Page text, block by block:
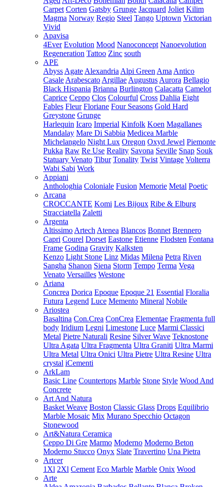
Carpet Corten Gatsby Grunge Jacquard Joliet Kilim
Magma Norway Regio Steel Tango Uptown Victorian
Vivid
Apavisa
4Ever Evolution Mood Nanoconcept Nanoevolution
Regeneration Tattoo Zinc south
APE
Abyss Agate Alexandria Alpi Green Ama Antico
Casale Arabescato Argillae Augustus Aurora Bellagio
Black Hispania Brianna Burlington Calacatta Camelot
Caprice Ceppo Clos Colourful Cross Dahlia Eight
Fables Fleur Floriane Four Seasons Gold Hard
Greystone Grunge
Harlequin Icaro Imperial Kinfolk Koen Magallanes
Mandalay Mare Di Sabbia Medicea Marble
Michelangelo Night Lux Oregon Oxyd Jewel Piemonte
Pukka Raw Re Use Reality Savona Seville Snap Souk
Statuary Venato Tibur Tonality Twist Vintage Volterra
Wabi Sabi Work
Appiani
Anthologhia Coloniale Fusion Memorie Metal Poetic
Arcana
CROCCANTE Komi Les Bijoux Ribe & Elburg
Stracciatella Zaletti
Argenta
Altissimo Artech Atenea Blancos Bonnet Brennero
Capri Courel Dorset Eastone Etienne Flodsten Fontana
Frame Godina Gravity Kalksten
Kenzo Light Stone Linz Midas Milena Petra Riven
Sangha Shanon Siena Storm Tempo Terma Vega
Venato Versailles Westone
Ariana
Concrea Dorica Epoque Epoque 21 Essential Floralia
Futura Legend Luce Memento Mineral Nobile
Ariostea
Basaltina Con.Crea ConCrea Elementae Fragmenta full
body Iridium Legni Limestone Luce Marmi Classici
Metal Pietre Naturali Resine Silver Wave Teknostone
Ultra Agata Ultra Fragmenta Ultra Graniti Ultra Marmi
Ultra Metal Ultra Onici Ultra Pietre Ultra Resine Ultra
crystal iCementi
ArkLam
Basic Line Countertops Marble Stone Style Wood And
Concrete
Art And Natura
Basket Weave Boston Classic Glass Drops Equilibrio
Marble Mosaic Mix Murano Specchio Octagon
Stonewood
Art&Natura Ceramica
Ceppo Di Gre Marmo Moderno Moderno Beton
Moderno Stucco Onyx Slate Travertino Una Pietra
Artcer
1Xl 2Xl Cement Eco Marble Marble Onix Wood
Arte